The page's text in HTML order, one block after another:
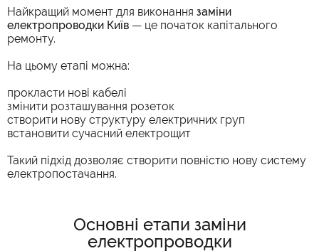
Найкращий момент для виконання заміни
електропроводки Київ — це початок капітального
ремонту.
На цьому етапі можна:
прокласти нові кабелі
змінити розташування розеток
створити нову структуру електричних груп
встановити сучасний електрощит
Такий підхід дозволяє створити повністю нову систему
електропостачання.
Основні етапи заміни
електропроводки